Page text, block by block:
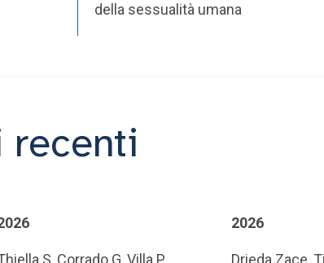
della sessualità umana
recenti
S, Corrado G, Villa P,
2026
Drieda Zaçe,